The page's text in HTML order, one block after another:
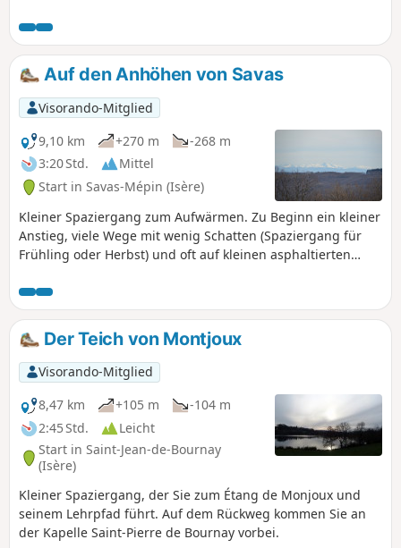
zwischen Saint-Jean-de-Bournay, Artas und Charantonnay.
Auf den Anhöhen von Savas
Visorando-Mitglied
9,10 km
+270 m
-268 m
3:20 Std.
Mittel
Start in Savas-Mépin (Isère)
Kleiner Spaziergang zum Aufwärmen. Zu Beginn ein kleiner
Anstieg, viele Wege mit wenig Schatten (Spaziergang für
Frühling oder Herbst) und oft auf kleinen asphaltierten
Der Teich von Montjoux
Visorando-Mitglied
8,47 km
+105 m
-104 m
2:45 Std.
Leicht
Start in Saint-Jean-de-Bournay
(Isère)
Kleiner Spaziergang, der Sie zum Étang de Monjoux und
seinem Lehrpfad führt. Auf dem Rückweg kommen Sie an
der Kapelle Saint-Pierre de Bournay vorbei.